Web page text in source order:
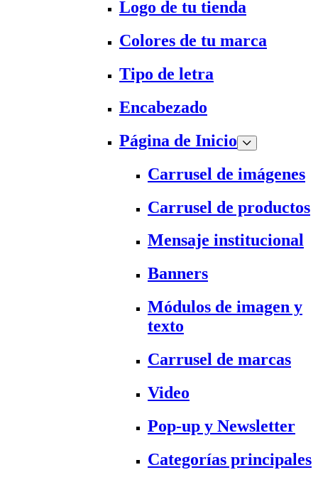
Logo de tu tienda
Colores de tu marca
Tipo de letra
Encabezado
Página de Inicio
Carrusel de imágenes
Carrusel de productos
Mensaje institucional
Banners
Módulos de imagen y
texto
Carrusel de marcas
Video
Pop-up y Newsletter
Categorías principales